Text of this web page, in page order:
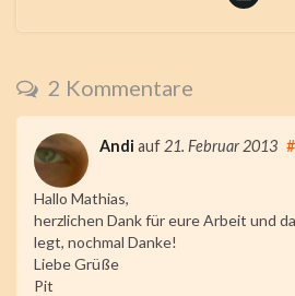
2 Kommentare
Andi auf 21. Februar 2013 #
Hallo Mathias,
herzlichen Dank für eure Arbeit und
legt, nochmal Danke!
Liebe Grüße
Pit